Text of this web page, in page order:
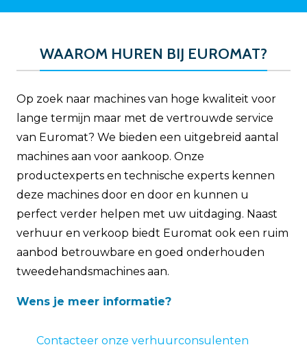
WAAROM HUREN BIJ EUROMAT?
Op zoek naar machines van hoge kwaliteit voor
lange termijn maar met de vertrouwde service
van Euromat? We bieden een uitgebreid aantal
machines aan voor aankoop. Onze
productexperts en technische experts kennen
deze machines door en door en kunnen u
perfect verder helpen met uw uitdaging. Naast
verhuur en verkoop biedt Euromat ook een ruim
aanbod betrouwbare en goed onderhouden
tweedehandsmachines aan.
Wens je meer informatie?
Contacteer onze verhuurconsulenten